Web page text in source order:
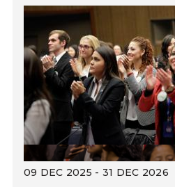
09 DEC 2025 - 31 DEC 2026